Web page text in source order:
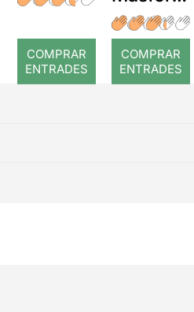
COMPRAR
ENTRADES
r: Temps
COMPRAR
ENTRADES